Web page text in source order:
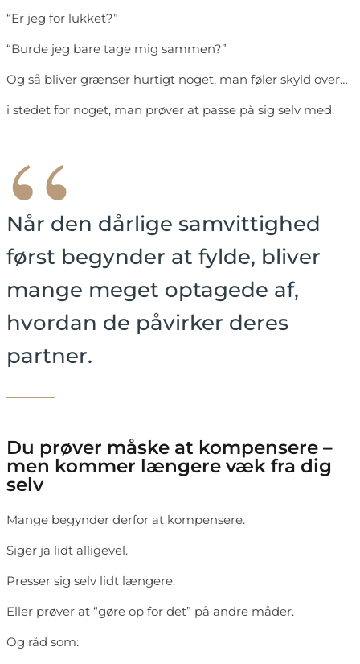
“Er jeg for lukket?”
“Burde jeg bare tage mig sammen?”
Og så bliver grænser hurtigt noget, man føler skyld over…
i stedet for noget, man prøver at passe på sig selv med.
“
Når den dårlige samvittighed
først begynder at fylde, bliver
mange meget optagede af,
hvordan de påvirker deres
partner.
Du prøver måske at kompensere –
men kommer længere væk fra dig
selv
Mange begynder derfor at kompensere.
Siger ja lidt alligevel.
Presser sig selv lidt længere.
Eller prøver at “gøre op for det” på andre måder.
Og råd som: